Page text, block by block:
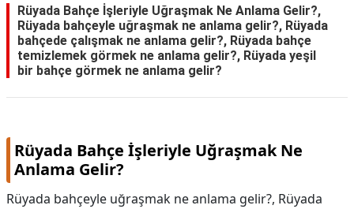
Rüyada Bahçe İşleriyle Uğraşmak Ne Anlama Gelir?,
Rüyada bahçeyle uğraşmak ne anlama gelir?, Rüyada
bahçede çalışmak ne anlama gelir?, Rüyada bahçe
temizlemek görmek ne anlama gelir?, Rüyada yeşil
bir bahçe görmek ne anlama gelir?
Rüyada Bahçe İşleriyle Uğraşmak Ne
Anlama Gelir?
Rüyada bahçeyle uğraşmak ne anlama gelir?, Rüyada